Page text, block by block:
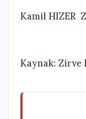
Kamil HIZER
Kaynak: Zirve